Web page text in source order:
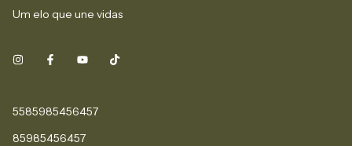
Um elo que une vidas
5585985456457
85985456457